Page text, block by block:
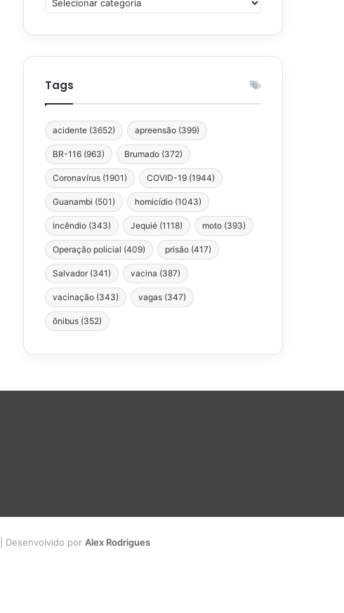
Tags
acidente (3652) apreensão (399)
BR-116 (963) Brumado (372)
Coronavírus (1901) COVID-19 (1944)
Guanambi (501) homicídio (1043)
incêndio (343) Jequié (1118) moto (393)
Operação policial (409) prisão (417)
Salvador (341) vacina (387)
vacinação (343) vagas (347)
ônibus (352)
Desenvolvido por Alex Rodrigues